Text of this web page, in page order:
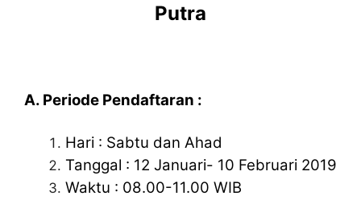
Putra
A. Periode Pendaftaran :
Hari : Sabtu dan Ahad
Tanggal : 12 Januari- 10 Februari 2019
Waktu : 08.00-11.00 WIB